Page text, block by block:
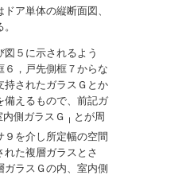
ア単体の縦断面図、
５に示されるよう
６，戸先側框７からな
持されたガラスＧとか
備えるもので、前記ガ
内側ガラスＧ Ｉ とが周
９を介し所定幅の空間
れた複層ガラスとさ
ガラスＧの内、室内側